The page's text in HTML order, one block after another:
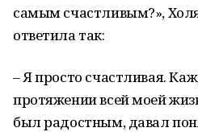
самым счастливым?»,
ответила так:
– Я просто счастливая.
протяжении всей моей
был радостным, давал